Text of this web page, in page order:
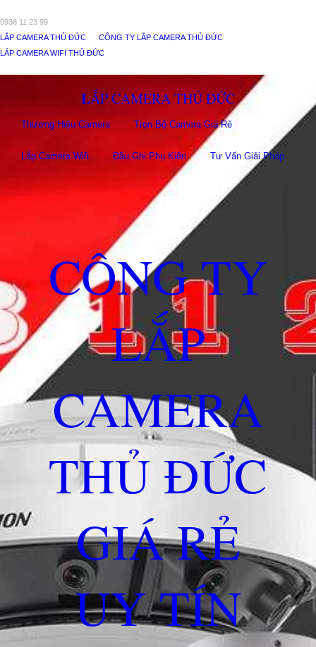
0938 11 23 99
LẮP CAMERA THỦ ĐỨC
CÔNG TY LẮP CAMERA THỦ ĐỨC
LẮP CAMERA WIFI THỦ ĐỨC
LẮP CAMERA THỦ ĐỨC
Thương Hiệu Camera Trọn Bộ Camera Giá Rẻ
Lắp Camera Wifi Đầu Ghi Phụ Kiên Tư Vấn Giải Pháp
CÔNG TY
LẮP
CAMERA
THỦ ĐỨC
GIÁ RẺ
UY TÍN